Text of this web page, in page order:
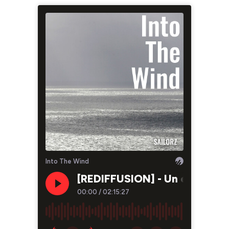
Into The Wind
[REDIFFUSION] - Un été de
00:00 / 02:15:27